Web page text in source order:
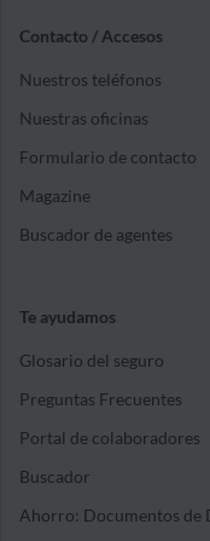
Contacto / Accesos
Nuestros teléfonos
Nuestras oficinas
Formulario de contacto
Magazine
Buscador de agentes
Te ayudamos
Glosario del seguro
Preguntas Frecuentes
Portal de colaboradores
Buscador
Ahorro: Documentos de